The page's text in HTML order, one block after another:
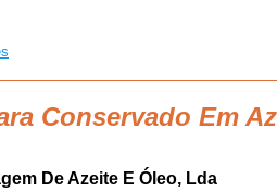
Conservado Em
De Azeite E Óleo, Lda